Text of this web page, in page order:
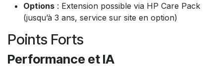
Options : Extension possible via HP Care Pack
(jusqu’à 3 ans, service sur site en option)
Points Forts
Performance et IA